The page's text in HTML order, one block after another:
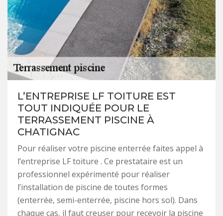
L’ENTREPRISE LF TOITURE EST
TOUT INDIQUÉE POUR LE
TERRASSEMENT PISCINE À
CHATIGNAC
Pour réaliser votre piscine enterrée faites appel à
l’entreprise LF toiture . Ce prestataire est un
professionnel expérimenté pour réaliser
l’installation de piscine de toutes formes
(enterrée, semi-enterrée, piscine hors sol). Dans
chaque cas, il faut creuser pour recevoir la piscine